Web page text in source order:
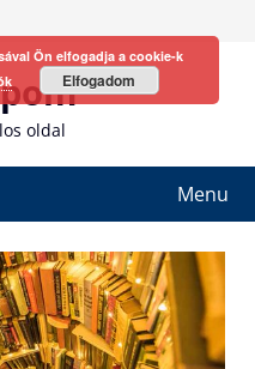
oldal
Menu
Ön elfogadja a cookie-k
Elfogadom